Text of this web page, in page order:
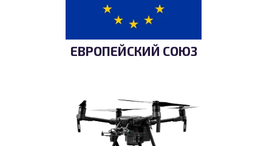
ЕВРОПЕЙСКИЙ СОЮЗ